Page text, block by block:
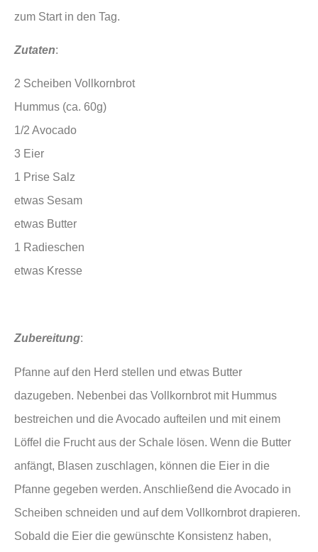
zum Start in den Tag.
Zutaten:
2 Scheiben Vollkornbrot
Hummus (ca. 60g)
1/2 Avocado
3 Eier
1 Prise Salz
etwas Sesam
etwas Butter
1 Radieschen
etwas Kresse
Zubereitung:
Pfanne auf den Herd stellen und etwas Butter
dazugeben. Nebenbei das Vollkornbrot mit Hummus
bestreichen und die Avocado aufteilen und mit einem
Löffel die Frucht aus der Schale lösen. Wenn die Butter
anfängt, Blasen zuschlagen, können die Eier in die
Pfanne gegeben werden. Anschließend die Avocado in
Scheiben schneiden und auf dem Vollkornbrot drapieren.
Sobald die Eier die gewünschte Konsistenz haben,